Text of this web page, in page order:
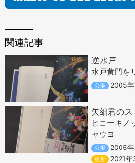
関連記事
逆水戸
水戸黄門を
公開 2005年
矢細君のス
ヒコーキノ
ャウヨ
公開 2005
更新 2021年